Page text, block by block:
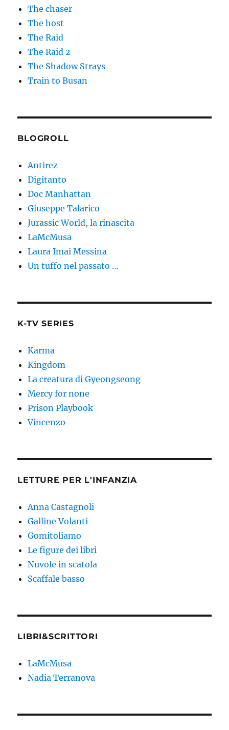
The chaser
The host
The Raid
The Raid 2
The Shadow Strays
Train to Busan
BLOGROLL
Antirez
Digitanto
Doc Manhattan
Giuseppe Talarico
Jurassic World, la rinascita
LaMcMusa
Laura Imai Messina
Un tuffo nel passato …
K-TV SERIES
Karma
Kingdom
La creatura di Gyeongseong
Mercy for none
Prison Playbook
Vincenzo
LETTURE PER L'INFANZIA
Anna Castagnoli
Galline Volanti
Gomitoliamo
Le figure dei libri
Nuvole in scatola
Scaffale basso
LIBRI&SCRITTORI
LaMcMusa
Nadia Terranova